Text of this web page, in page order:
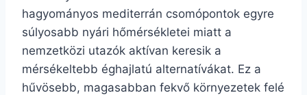
hagyományos mediterrán csomópontok egyre
súlyosabb nyári hőmérsékletei miatt a
nemzetközi utazók aktívan keresik a
mérsékeltebb éghajlatú alternatívákat. Ez a
hűvösebb, magasabban fekvő környezetek felé